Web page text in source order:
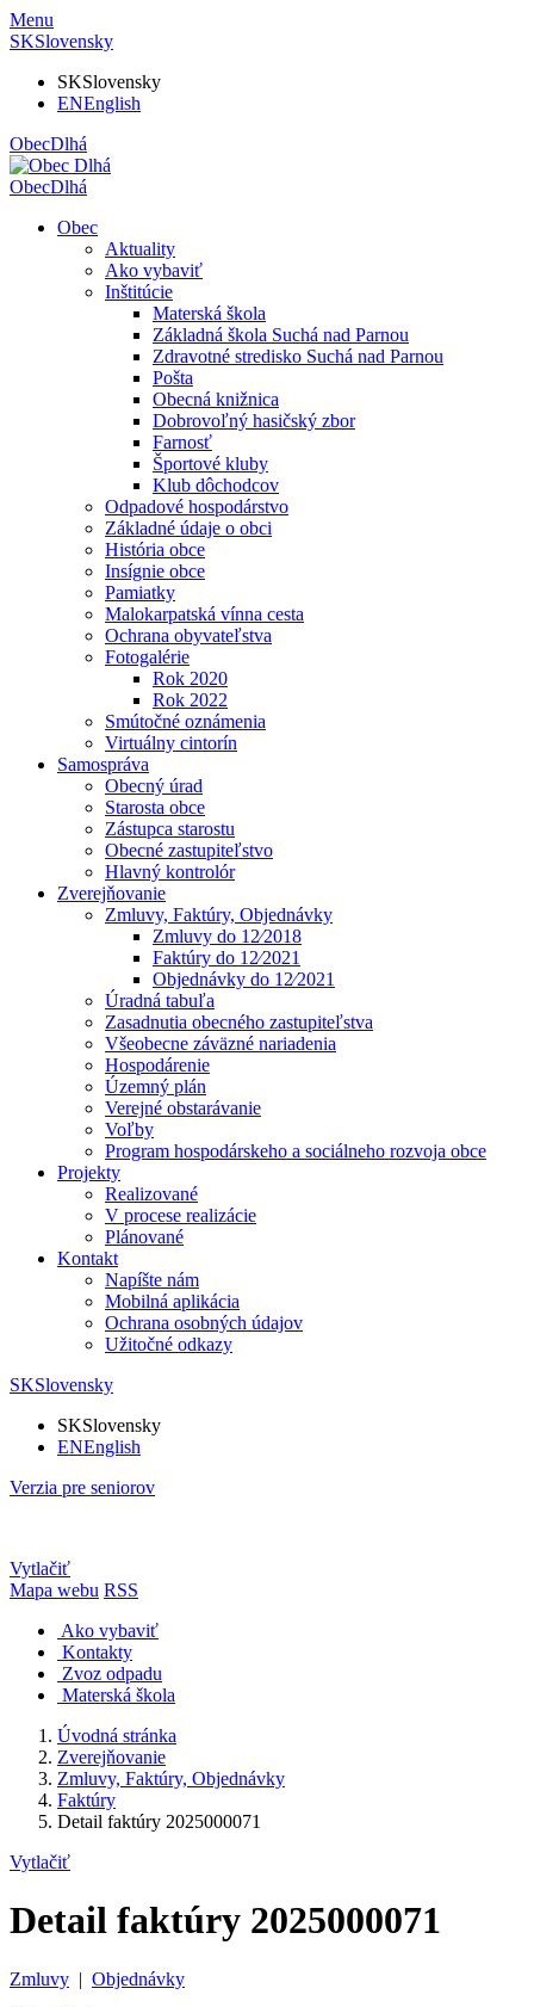
Menu
SKSlovensky
SKSlovensky
ENEnglish
ObecDlhá
ObecDlhá
Obec
Aktuality
Ako vybaviť
Inštitúcie
Materská škola
Základná škola Suchá nad Parnou
Zdravotné stredisko Suchá nad Parnou
Pošta
Obecná knižnica
Dobrovoľný hasičský zbor
Farnosť
Športové kluby
Klub dôchodcov
Odpadové hospodárstvo
Základné údaje o obci
História obce
Insígnie obce
Pamiatky
Malokarpatská vínna cesta
Ochrana obyvateľstva
Fotogalérie
Rok 2020
Rok 2022
Smútočné oznámenia
Virtuálny cintorín
Samospráva
Obecný úrad
Starosta obce
Zástupca starostu
Obecné zastupiteľstvo
Hlavný kontrolór
Zverejňovanie
Zmluvy, Faktúry, Objednávky
Zmluvy do 12⁄2018
Faktúry do 12⁄2021
Objednávky do 12⁄2021
Úradná tabuľa
Zasadnutia obecného zastupiteľstva
Všeobecne záväzné nariadenia
Hospodárenie
Územný plán
Verejné obstarávanie
Voľby
Program hospodárskeho a sociálneho rozvoja obce
Projekty
Realizované
V procese realizácie
Plánované
Kontakt
Napíšte nám
Mobilná aplikácia
Ochrana osobných údajov
Užitočné odkazy
SKSlovensky
SKSlovensky
ENEnglish
Verzia pre seniorov
Vytlačiť
Mapa webu RSS
Ako vybaviť
Kontakty
Zvoz odpadu
Materská škola
Úvodná stránka
Zverejňovanie
Zmluvy, Faktúry, Objednávky
Faktúry
Detail faktúry 2025000071
Vytlačiť
Detail faktúry 2025000071
Zmluvy | Objednávky